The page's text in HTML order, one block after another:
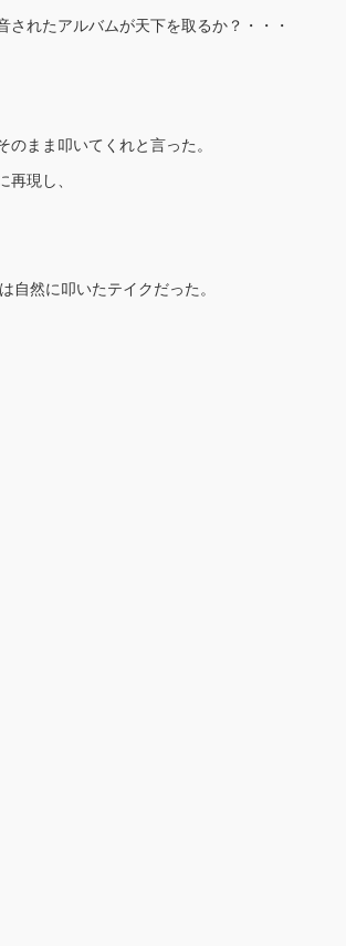
れたアルバムが天下を取るか？・・・
まま叩いてくれと言った。
現し、
自然に叩いたテイクだった。